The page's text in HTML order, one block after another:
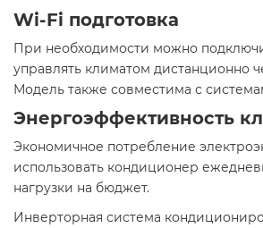
Wi-Fi подготовка
При необходимости можно
управлять климатом дистанционно
Модель также совместима с
Энергоэффективность
Экономичное потребление
использовать кондиционер
нагрузки на бюджет.
Инверторная система